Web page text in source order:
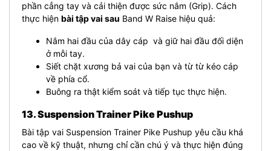
phần cẳng tay và cải thiện được sức nắm (Grip). Cách
thực hiện bài tập vai sau Band W Raise hiệu quả:
Nắm hai đầu của dây cáp và giữ hai đầu đối diện
ở mỗi tay.
Siết chặt xương bả vai của bạn và từ từ kéo cáp
về phía cổ.
Buông ra thật kiểm soát và tiếp tục thực hiện.
13. Suspension Trainer Pike Pushup
Bài tập vai Suspension Trainer Pike Pushup yêu cầu khá
cao về kỹ thuật, nhưng chỉ cần chú ý và thực hiện đúng